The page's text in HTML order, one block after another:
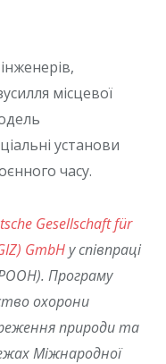
місцевої
установи
часу.
Gesellschaft für
GmbHу співпраці
Програму
охорони
природи та
Міжнародної